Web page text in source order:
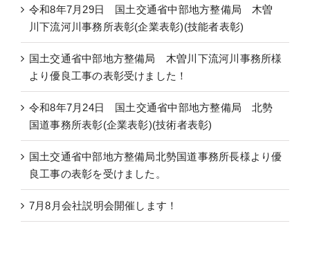
令和8年7月29日 国土交通省中部地方整備局 木曽
川下流河川事務所表彰(企業表彰)(技能者表彰)
国土交通省中部地方整備局 木曽川下流河川事務所様
より優良工事の表彰受けました！
令和8年7月24日 国土交通省中部地方整備局 北勢
国道事務所表彰(企業表彰)(技術者表彰)
国土交通省中部地方整備局北勢国道事務所長様より優
良工事の表彰を受けました。
7月8月会社説明会開催します！